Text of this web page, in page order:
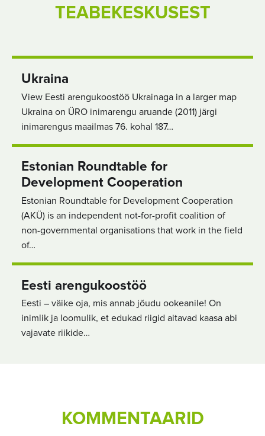
TEABEKESKUSEST
Ukraina
View Eesti arengukoostöö Ukrainaga in a larger map
Ukraina on ÜRO inimarengu aruande (2011) järgi
inimarengus maailmas 76. kohal 187…
Estonian Roundtable for
Development Cooperation
Estonian Roundtable for Development Cooperation
(AKÜ) is an independent not-for-profit coalition of
non-governmental organisations that work in the field
of…
Eesti arengukoostöö
Eesti – väike oja, mis annab jõudu ookeanile! On
inimlik ja loomulik, et edukad riigid aitavad kaasa abi
vajavate riikide…
KOMMENTAARID